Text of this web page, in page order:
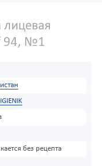
лицевая
94, №1
без рецепта